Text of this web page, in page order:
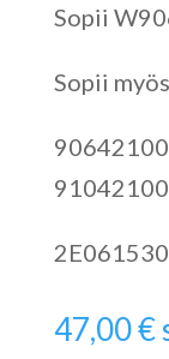
Sopii
Sopii
47,00€